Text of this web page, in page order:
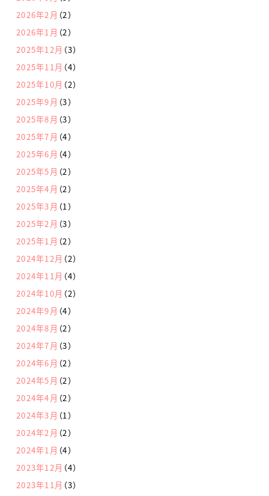
2026年2月 （2）
2026年1月 （2）
2025年12月 （3）
2025年11月 （4）
2025年10月 （2）
2025年9月 （3）
2025年8月 （3）
2025年7月 （4）
2025年6月 （4）
2025年5月 （2）
2025年4月 （2）
2025年3月 （1）
2025年2月 （3）
2025年1月 （2）
2024年12月 （2）
2024年11月 （4）
2024年10月 （2）
2024年9月 （4）
2024年8月 （2）
2024年7月 （3）
2024年6月 （2）
2024年5月 （2）
2024年4月 （2）
2024年3月 （1）
2024年2月 （2）
2024年1月 （4）
2023年12月 （4）
2023年11月 （3）